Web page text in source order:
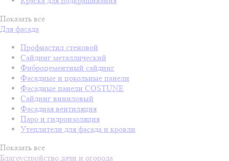
Показать все
Для фасада
Профнастил стеновой
Сайдинг металлический
Фиброцементный сайдинг
Фасадные и цокольные панели
Фасадные панели COSTUNE
Сайдинг виниловый
Фасадная вентиляция
Паро и гидроизоляция
Утеплители для фасада и кровли
Показать все
Благоустройство дачи и огорода